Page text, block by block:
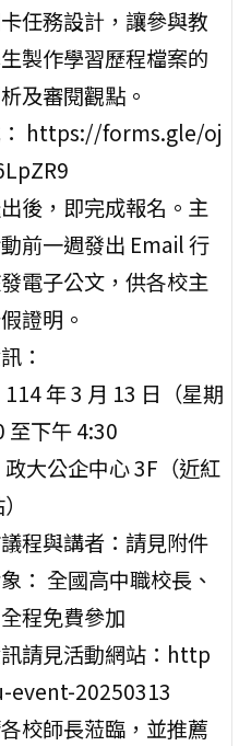
任務設計，讓參與教
製作學習歷程檔案的
及審閱觀點。
： https://forms.gle/oj
後，即完成報名。主
前一週發出 Email 行
電子公文，供各校主
證明。
：
114 年 3 月 13 日（星期
至下午 4:30
政大公企中心 3F（近紅
議程與講者：請見附件
： 全國高中職校長、
程免費參加
訊請見活動網站：http
20250313
校師長蒞臨，並推薦